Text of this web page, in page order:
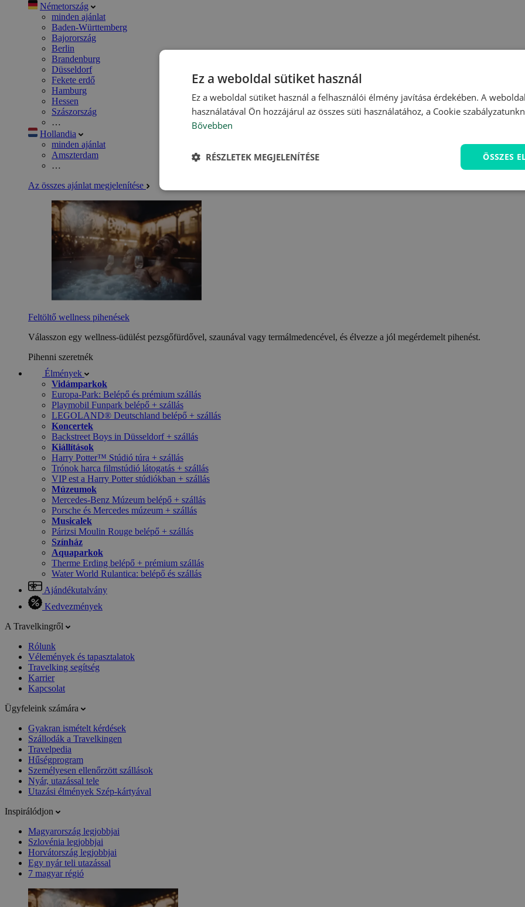
Németország
minden ajánlat
Baden-Württemberg
Bajorország
Berlin
Brandenburg
Düsseldorf
Fekete erdő
Hamburg
Hessen
Szászország
…
Hollandia
minden ajánlat
Amszterdam
…
Az összes ajánlat megjelenítése
Feltöltő wellness pihenések
Válasszon egy wellness-üdülést pezsgőfürdővel, szaunával vagy termálmedencével, és élvezze a jól megérdemelt pihenést.
Pihenni szeretnék
Élmények
Vidámparkok
Europa-Park: Belépő és prémium szállás
Playmobil Funpark belépő + szállás
LEGOLAND® Deutschland belépő + szállás
Koncertek
Backstreet Boys in Düsseldorf + szállás
Kiállítások
Harry Potter™ Stúdió túra + szállás
Trónok harca filmstúdió látogatás + szállás
VIP est a Harry Potter stúdiókban + szállás
Múzeumok
Mercedes-Benz Múzeum belépő + szállás
Porsche és Mercedes múzeum + szállás
Musicalek
Párizsi Moulin Rouge belépő + szállás
Színház
Aquaparkok
Therme Erding belépő + prémium szállás
Water World Rulantica: belépő és szállás
Ajándékutalvány
Kedvezmények
A Travelkingről
Rólunk
Vélemények és tapasztalatok
Travelking segítség
Karrier
Kapcsolat
Ügyfeleink számára
Gyakran ismételt kérdések
Szállodák a Travelkingen
Travelpedia
Hűségprogram
Személyesen ellenőrzött szállások
Nyár, utazással tele
Utazási élmények Szép-kártyával
Inspirálódjon
Magyarország legjobbjai
Szlovénia legjobbjai
Horvátország legjobbjai
Egy nyár teli utazással
7 magyar régió
Ez a weboldal sütiket használ
Ez a weboldal sütiket használ a felhasználói élmény javítása érdekében. A
használatával Ön hozzájárul az összes süti használatához, a Cookie
Bővebben
ÖSSZES
RÉSZLETEK MEGJELENÍTÉSE